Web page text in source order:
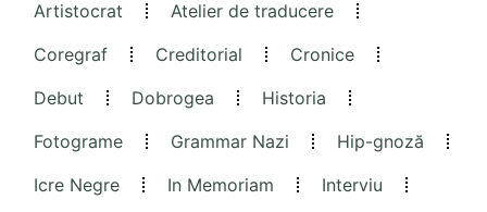
Artistocrat
Atelier de traducere
Coregraf
Creditorial
Cronice
Debut
Dobrogea
Historia
Fotograme
Grammar Nazi
Hip-gnoză
Icre Negre
In Memoriam
Interviu